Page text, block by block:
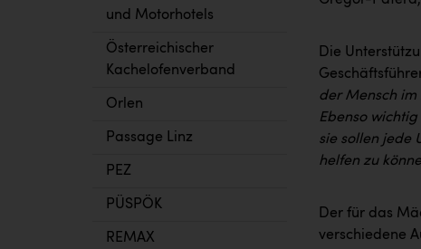
und Motorhotels
Österreichischer
Kachelofenverband
Orlen
Passage Linz
PEZ
PÜSPÖK
REMAX
Die
der Mensch im
Ebenso
sie sollen jede
helfen zu
Der für das
verschiedene